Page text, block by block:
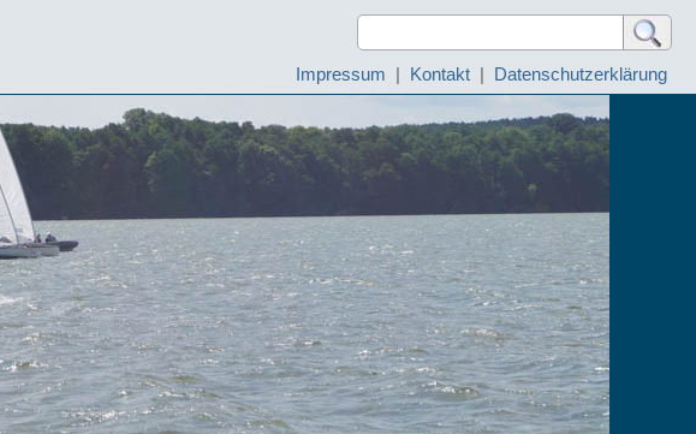
Impressum | Kontakt | Datenschutzerklärung